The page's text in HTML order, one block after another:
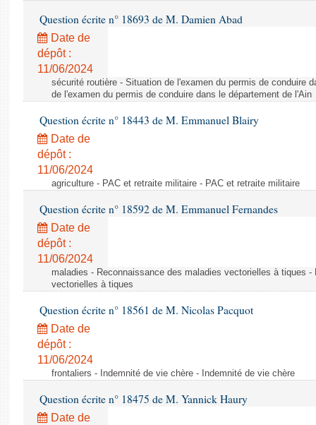
Question écrite n° 18693 de M. Damien Abad
Date de
dépôt :
11/06/2024
sécurité routière - Situation de l'examen du permis de conduire
de l'examen du permis de conduire dans le département de l'Ain
Question écrite n° 18443 de M. Emmanuel Blairy
Date de
dépôt :
11/06/2024
agriculture - PAC et retraite militaire - PAC et retraite militaire
Question écrite n° 18592 de M. Emmanuel Fernandes
Date de
dépôt :
11/06/2024
maladies - Reconnaissance des maladies vectorielles à tiques
vectorielles à tiques
Question écrite n° 18561 de M. Nicolas Pacquot
Date de
dépôt :
11/06/2024
frontaliers - Indemnité de vie chère - Indemnité de vie chère
Question écrite n° 18475 de M. Yannick Haury
Date de